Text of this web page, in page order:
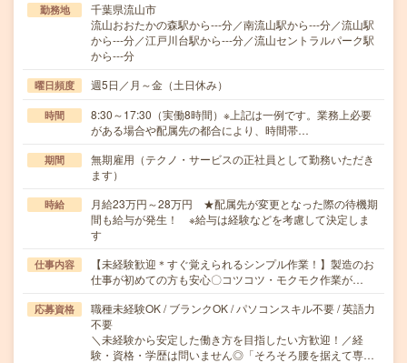
勤務地
千葉県流山市
流山おおたかの森駅から---分／南流山駅から---分／流山駅
から---分／江戸川台駅から---分／流山セントラルパーク駅
から---分
曜日頻度 週5日／月～金（土日休み）
時間
8:30～17:30（実働8時間）※上記は一例です。業務上必要
がある場合や配属先の都合により、時間帯…
期間
無期雇用（テクノ・サービスの正社員として勤務いただき
ます）
時給
月給23万円～28万円 ★配属先が変更となった際の待機期
間も給与が発生！ ※給与は経験などを考慮して決定しま
す
仕事内容
【未経験歓迎＊すぐ覚えられるシンプル作業！】製造のお
仕事が初めての方も安心〇コツコツ・モクモク作業が…
応募資格
職種未経験OK / ブランクOK / パソコンスキル不要 / 英語力
不要
＼未経験から安定した働き方を目指したい方歓迎！／経
験・資格・学歴は問いません◎「そろそろ腰を据えて専…